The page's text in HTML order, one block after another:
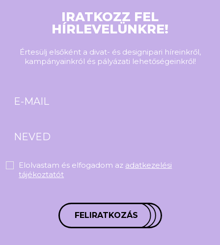
IRATKOZZ FEL
HÍRLEVELÜNKRE!
Értesülj elsőként a divat- és designipari híreinkről,
kampányainkról és pályázati lehetőségeinkről!
Elolvastam és elfogadom az adatkezelési
tájékoztatót
FELIRATKOZÁS